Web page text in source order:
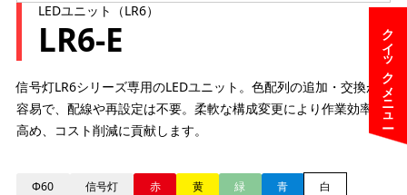
クイックメニュー
LEDユニット（LR6）
LR6-E
信号灯LR6シリーズ専用のLEDユニット。色配列の追加・交換が
容易で、配線や再設定は不要。柔軟な構成変更により作業効率を
高め、コスト削減に貢献します。
Φ60 信号灯 赤 黄 緑 青 白